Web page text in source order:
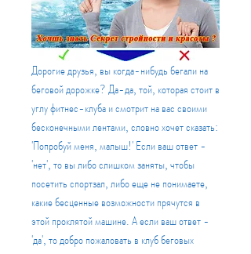
Дорогие друзья, вы когда-нибудь бегали на
беговой дорожке? Да-да, той, которая стоит в
углу фитнес-клуба и смотрит на вас своими
бесконечными лентами, словно хочет сказать:
'Попробуй меня, малыш!' Если ваш ответ -
'нет', то вы либо слишком заняты, чтобы
посетить спортзал, либо еще не понимаете,
какие бесценные возможности прячутся в
этой проклятой машине. А если ваш ответ -
'да', то добро пожаловать в клуб беговых